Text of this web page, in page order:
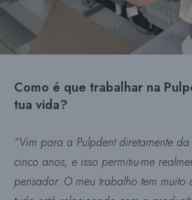
Como é que trabalhar na
tua vida?
“Vim para a Pulpdent diretamente
cinco anos, e isso permitiu-me
pensador. O meu trabalho tem muito